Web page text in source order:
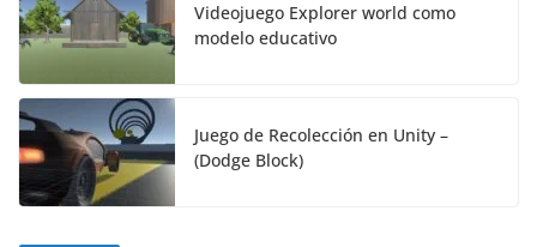
Videojuego Explorer world como
modelo educativo
Juego de Recolección en Unity –
(Dodge Block)